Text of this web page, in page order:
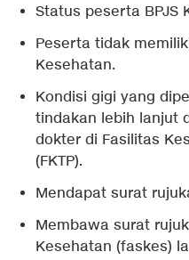
Status peserta BPJS
Peserta tidak
Kesehatan.
Kondisi gigi yang
tindakan lebih lanjut
dokter di Fasilitas
(FKTP).
Mendapat surat
Membawa surat
Kesehatan (faskes)